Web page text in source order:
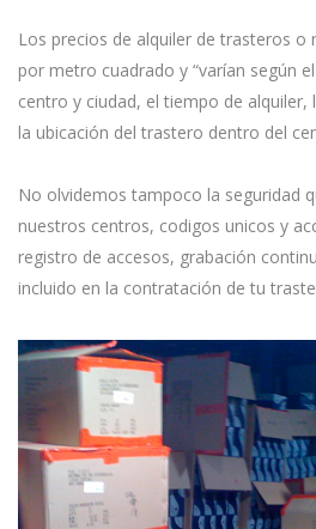
Los precios de alquiler de trasteros o
por metro cuadrado y “varían según
centro y ciudad, el tiempo de alquiler,
la ubicación del trastero dentro del
No olvidemos tampoco la seguridad
nuestros centros, codigos unicos y
registro de accesos, grabación
incluido en la contratación de tu